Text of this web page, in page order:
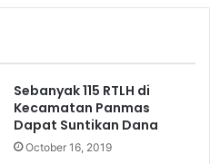
Jutaan Rupiah
Sebanyak 115 RTLH di
Kecamatan Panmas
Dapat Suntikan Dana
October 16, 2019